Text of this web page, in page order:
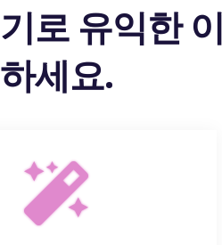
로 유익한
하세요.